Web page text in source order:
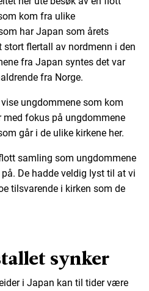
kom fra ulike
har Japan som årets
stort flertall av nordmenn i den
fra Japan syntes det var
fra Norge.
ungdommene som kom
med fokus på ungdommene
går i de ulike kirkene her.
samling som ungdommene
De hadde veldig lyst til at vi
tilsvarende i kirken som de
synker
i Japan kan til tider være